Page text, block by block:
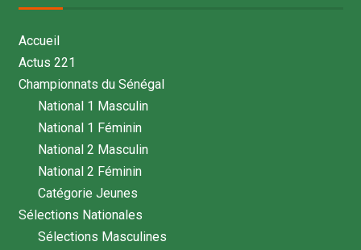
Accueil
Actus 221
Championnats du Sénégal
National 1 Masculin
National 1 Féminin
National 2 Masculin
National 2 Féminin
Catégorie Jeunes
Sélections Nationales
Sélections Masculines